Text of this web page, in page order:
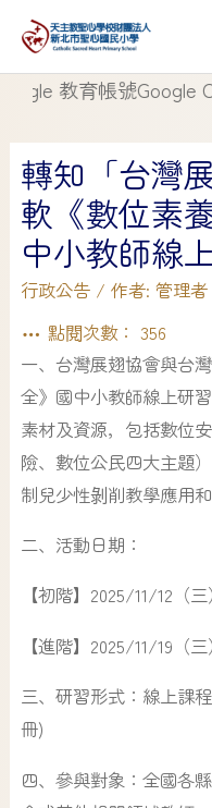
育帳號Google Chat
轉知「台灣
軟《數位素
中小教師線
行政公告/ 作者: 管理者
點閱次數： 356
一、台灣展翅協會與台
全》國中小教師線上研
素材及資源，包括數位
險、數位公民四大主題
制兒少性剝削教學應用
二、活動日期：
【初階】2025/11/12（
【進階】2025/11/19（
三、研習形式：線上課
冊)
四、參與對象：全國各